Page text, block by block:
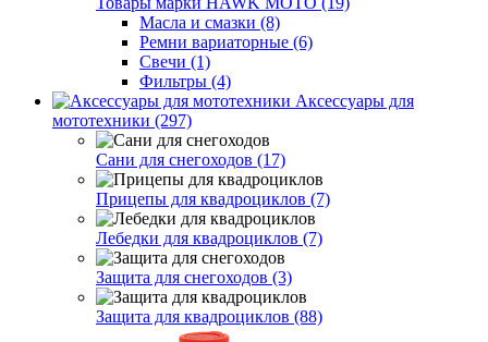
Масла и смазки (8)
Ремни вариаторные (6)
Свечи (1)
Фильтры (4)
Аксессуары для
мототехники (297)
Сани для снегоходов (17)
Прицепы для квадроциклов (7)
Лебедки для квадроциклов (7)
Защита для снегоходов (3)
Защита для квадроциклов (88)